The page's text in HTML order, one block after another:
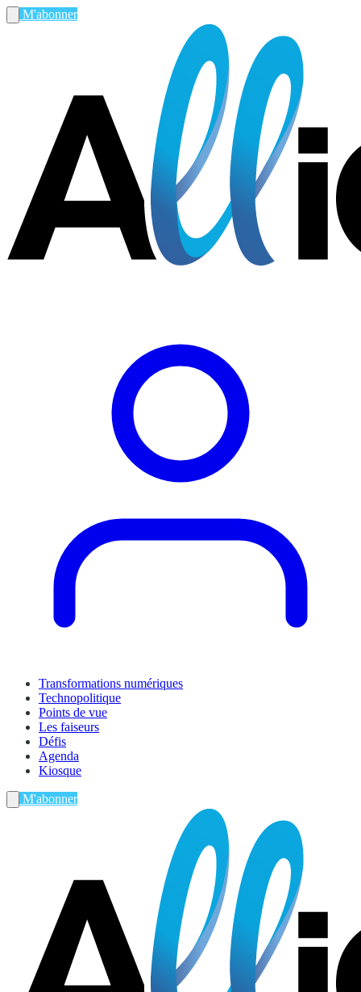
M'abonner
Transformations numériques
Technopolitique
Points de vue
Les faiseurs
Défis
Agenda
Kiosque
M'abonner